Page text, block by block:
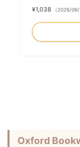
¥1,038 （2026/
Oxford